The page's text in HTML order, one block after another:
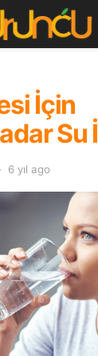
İçin
Su
6 yıl ago